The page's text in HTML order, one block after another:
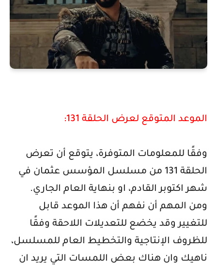
الموعد المتوقع لعرض الحلقة 131:
وفقًا للمعلومات المتوفرة، يتوقع أن تعرض
الحلقة 131 من مسلسل المؤسس عثمان في
شهر اكتوبر القادم، او بنهاية العام الجاري.
ومن المهم أن نفهم أن هذا الموعد قابل
للتغيير وقد يخضع للتعديلات اللاحقة وفقًا
للظروف الإنتاجية والتخطيط العام للمسلسل،
ناهيك وان هناك بعض اللمسات التي يريد ان